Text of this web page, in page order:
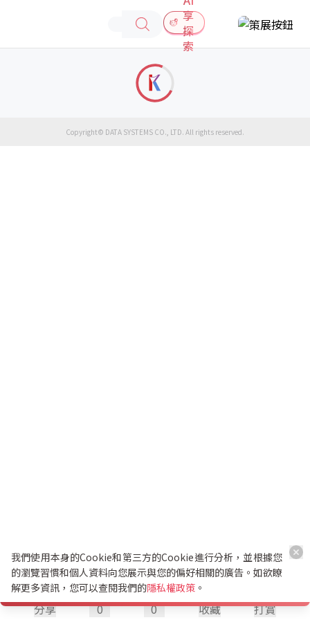
享
探
索
分享 0 0 收藏 打賞
Copyright© DATA SYSTEMS CO., LTD. All rights reserved.
我們使用本身的Cookie和第三方的Cookie進行分析，並根據您
的瀏覽習慣和個人資料向您展示與您的偏好相關的廣告。如欲瞭
解更多資訊，您可以查閱我們的隱私權政策 。